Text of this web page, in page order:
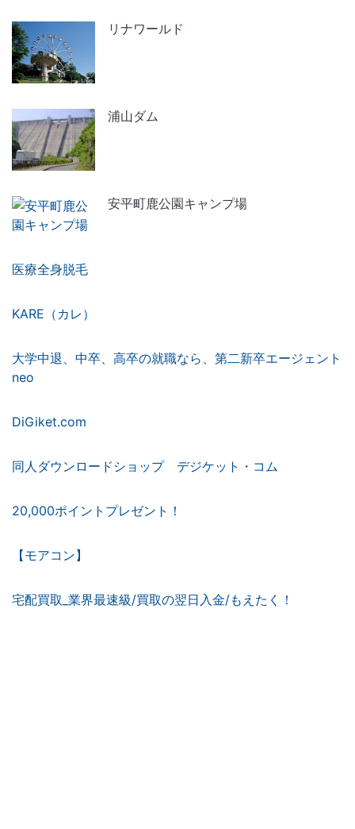
リナワールド
浦山ダム
安平町鹿公園キャンプ場
医療全身脱毛
KARE（カレ）
大学中退、中卒、高卒の就職なら、第二新卒エージェント
neo
DiGiket.com
同人ダウンロードショップ デジケット・コム
20,000ポイントプレゼント！
【モアコン】
宅配買取_業界最速級/買取の翌日入金/もえたく！